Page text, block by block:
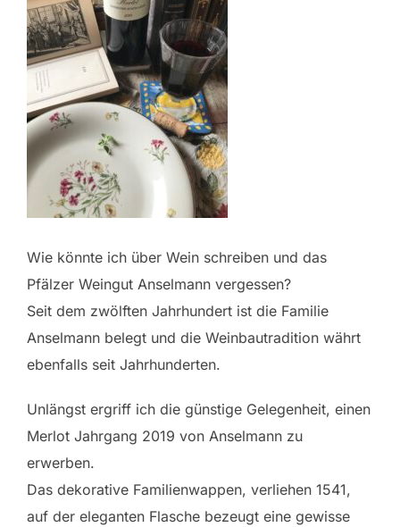
Wie könnte ich über Wein schreiben und das
Pfälzer Weingut Anselmann vergessen?
Seit dem zwölften Jahrhundert ist die Familie
Anselmann belegt und die Weinbautradition währt
ebenfalls seit Jahrhunderten.
Unlängst ergriff ich die günstige Gelegenheit, einen
Merlot Jahrgang 2019 von Anselmann zu
erwerben.
Das dekorative Familienwappen, verliehen 1541,
auf der eleganten Flasche bezeugt eine gewisse